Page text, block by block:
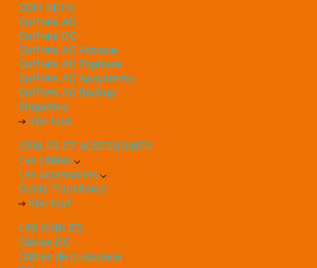
COFFRETS
Coffrets AC
Coffrets DC
Coffrets AC Atmoce
Coffrets AC Enphase
Coffrets AC Apsystems
Coffrets AC Backup
Etiquettes
Voir tout
CÂBLES ET ACCESSOIRES
Les câbles
Les accessoires
Outils TradeForce
Voir tout
LES CÂBLES
Câbles DC
Câbles de puissance